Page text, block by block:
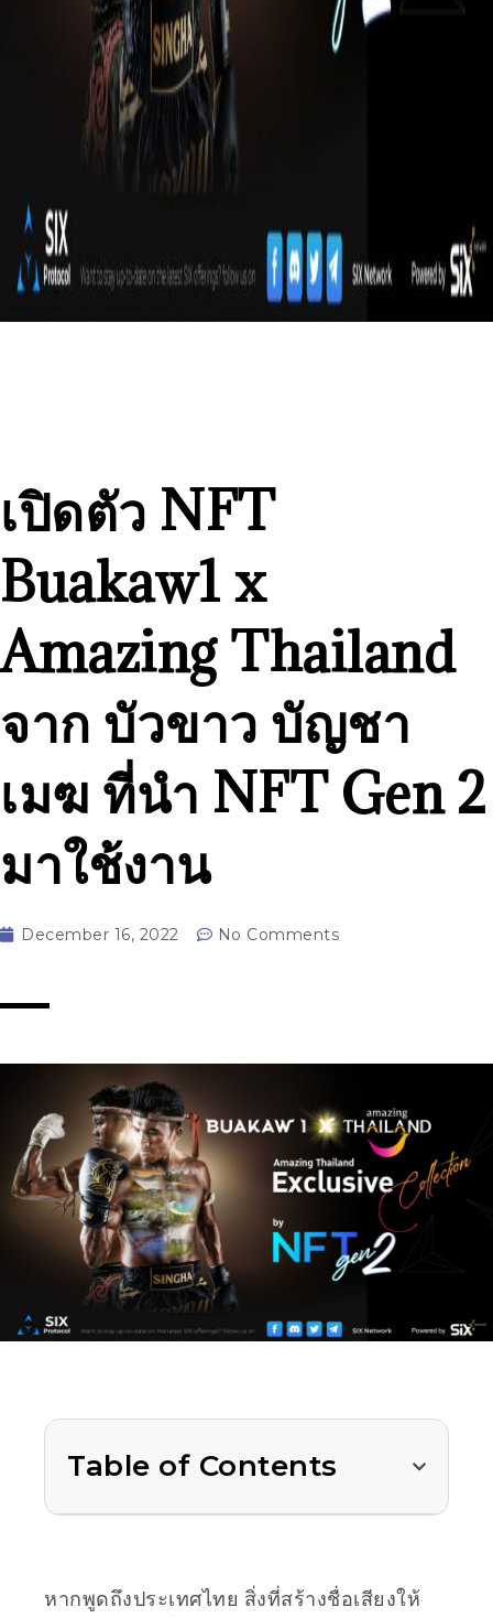
เปิดตัว NFT
Buakaw1 x
Amazing Thailand
จาก บัวขาว บัญชา
เมฆ ที่นำ NFT Gen 2
มาใช้งาน
December 16, 2022 No Comments
Table of Contents
หากพูดถึงประเทศไทย สิ่งที่สร้างชื่อเสียงให้